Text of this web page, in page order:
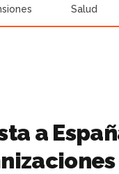
Salud
a